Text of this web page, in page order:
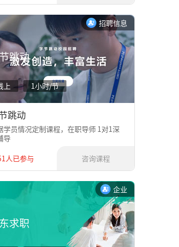
招聘信息
跳动
上 1小时/节
跳动
学员情况定制课程，在职导师 1对1深
导
人已参与
咨询课程
企业
求职